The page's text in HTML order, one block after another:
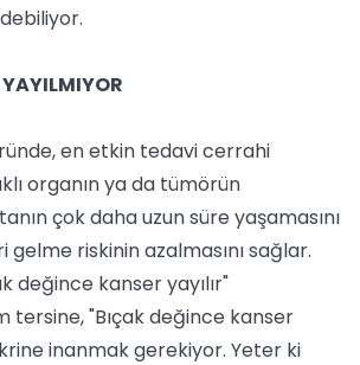
en etkin tedavi cerrahi
organın ya da tümörün
çok daha uzun süre yaşamasını
gelme riskinin azalmasını sağlar.
değince kanser yayılır"
tersine, "Bıçak değince kanser
inanmak gerekiyor. Yeter ki